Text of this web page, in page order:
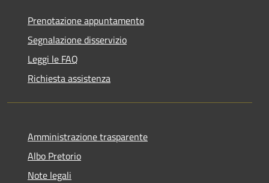
Prenotazione appuntamento
Segnalazione disservizio
Leggi le FAQ
Richiesta assistenza
Amministrazione trasparente
Albo Pretorio
Note legali